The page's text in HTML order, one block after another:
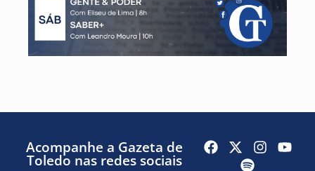
Acompanhe a Gazeta de
Toledo nas redes sociais